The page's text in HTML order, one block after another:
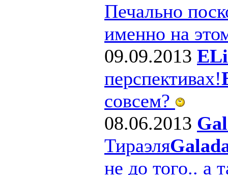
Печально
именно на
09.09.2013 ELi
перспективах!
совсем?
08.06.2013
Тираэля
не до того.. а